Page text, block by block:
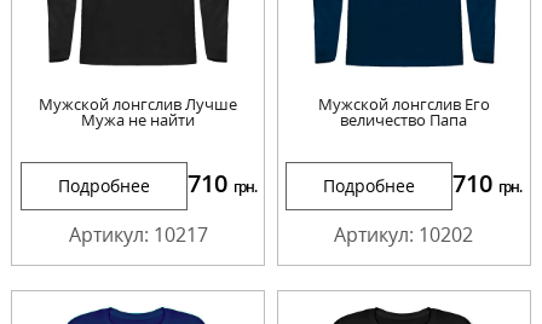
Мужской лонгслив Лучше
Мужа не найти
Подробнее 710 грн.
Артикул: 10217
Мужской лонгслив Его
величество Папа
Подробнее 710 грн.
Артикул: 10202